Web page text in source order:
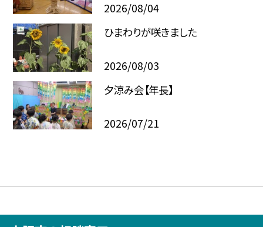
2026/08/04
ひまわりが咲きました
2026/08/03
夕涼み会【年長】
2026/07/21